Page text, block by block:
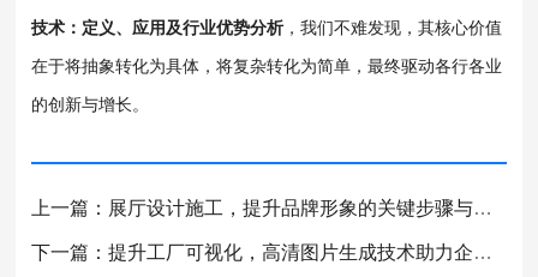
技术：定义、应用及行业优势分析，我们不难发现，其核心价值
在于将抽象转化为具体，将复杂转化为简单，最终驱动各行各业
的创新与增长。
上一篇：展厅设计施工，提升品牌形象的关键步骤与经验分享
下一篇：提升工厂可视化，高清图片生成技术助力企业竞争优势